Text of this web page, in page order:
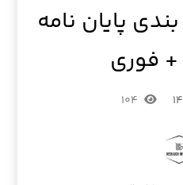
پایان نامه
+ فوری
۱۰۴